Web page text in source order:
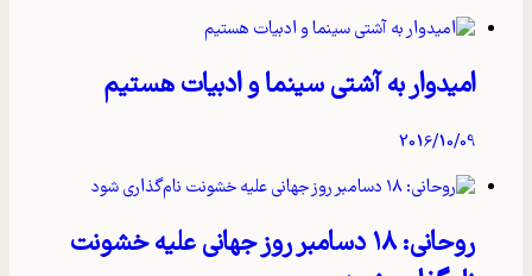
امیدوار به آشتی سینما و ادبیات هستیم
2016/10/09
روحانی: ۱۸ دسامبر روز جهانی علیه خشونت